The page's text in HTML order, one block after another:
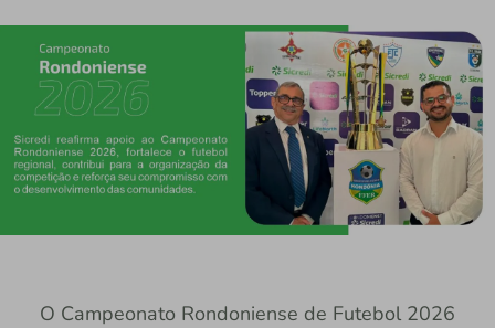
O Campeonato Rondoniense de Futebol 2026